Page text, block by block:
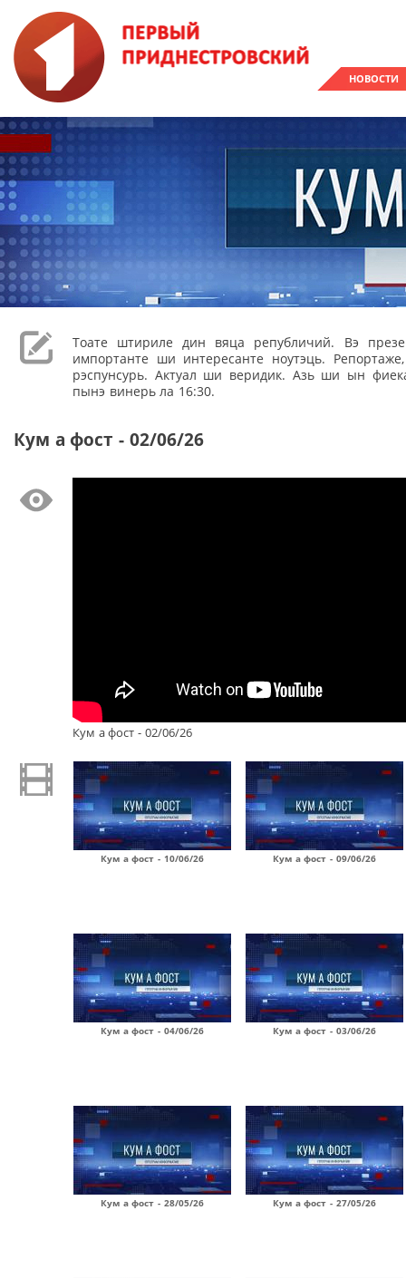
НОВОСТИ
Тоате штириле дин вяца републичий. Вэ
импортанте ши интересанте ноутэць.
рэспунсурь. Актуал ши веридик. Азь ши ын
пынэ винерь ла 16:30.
Кум а фост - 02/06/26
Кум а фост - 02/06/26
Кум а фост - 10/06/26 Кум а фост - 09/06/26
Кум а фост - 04/06/26 Кум а фост - 03/06/26
Кум а фост - 28/05/26 Кум а фост - 27/05/26